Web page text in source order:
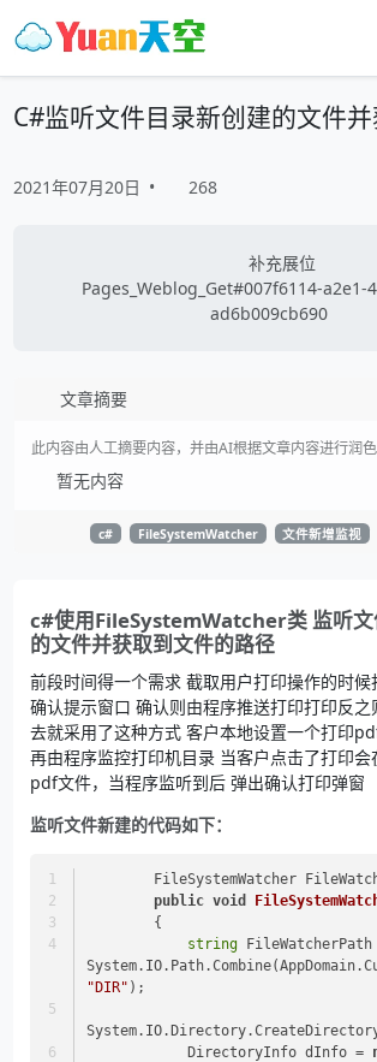
C#监听文件目录新创建的文件
2021年07月20日 • 268
补充展位
Pages_Weblog_Get#007f6114-a2e1-
ad6b009cb690
文章摘要
此内容由人工摘要内容，并由AI根据文章内容进行润色
暂无内容
c# FileSystemWatcher 文件新增监视
c#使用FileSystemWatcher类 监听文
的文件并获取到文件的路径
前段时间得一个需求 截取用户打印操作的时候
确认提示窗口 确认则由程序推送打印打印反之
去就采用了这种方式 客户本地设置一个打印
再由程序监控打印机目录 当客户点击了打印会
pdf文件，当程序监听到后 弹出确认打印弹窗
监听文件新建的代码如下：
FileSystemWatcher
public void
        {
string FileWatcherPath
"DIR" );
            DirectoryInfo dInfo =